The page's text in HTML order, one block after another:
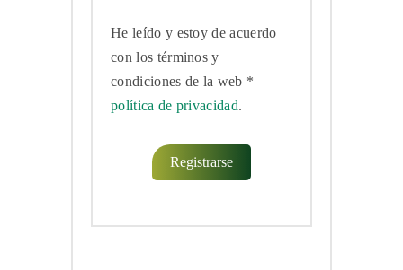
He leído y estoy de acuerdo
con los términos y
condiciones de la web *
política de privacidad.
Registrarse